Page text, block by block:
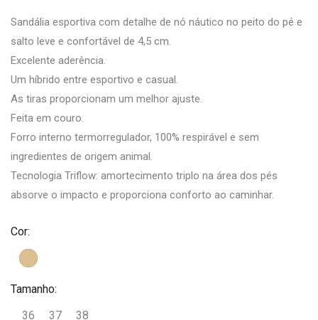
Sandália esportiva com detalhe de nó náutico no peito do pé e
salto leve e confortável de 4,5 cm.
Excelente aderência.
Um híbrido entre esportivo e casual.
As tiras proporcionam um melhor ajuste.
Feita em couro.
Forro interno termorregulador, 100% respirável e sem
ingredientes de origem animal.
Tecnologia Triflow: amortecimento triplo na área dos pés
absorve o impacto e proporciona conforto ao caminhar.
Cor:
Tamanho:
36
37 38